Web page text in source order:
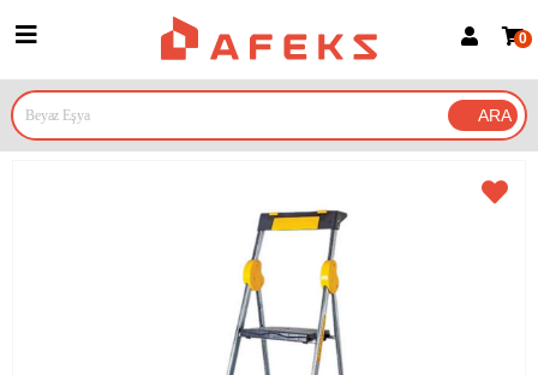
Google İle Bağlan
0